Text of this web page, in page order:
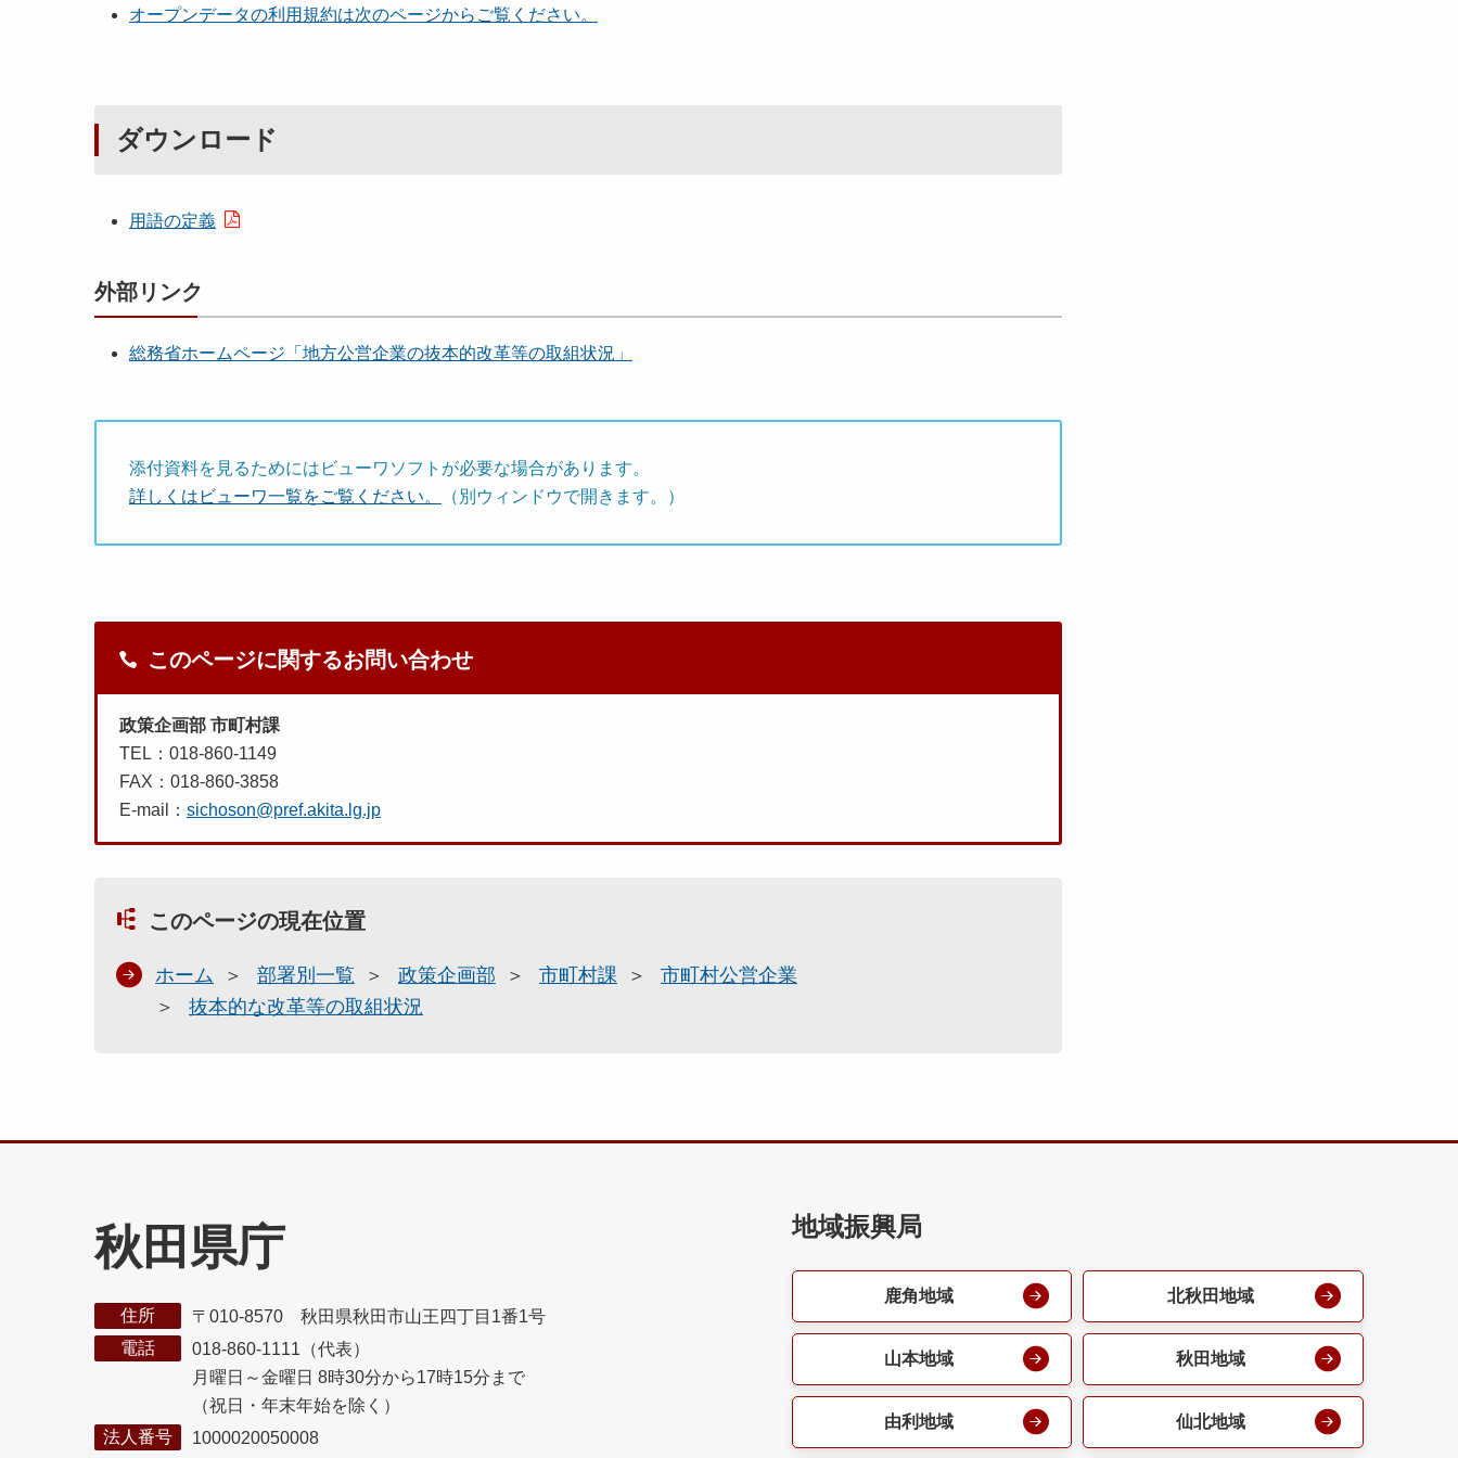
オープンデータの利用規約は次のページからご覧ください。
ダウンロード
用語の定義
外部リンク
総務省ホームページ「地方公営企業の抜本的改革等の取組状況」
添付資料を見るためにはビューワソフトが必要な場合があります。
詳しくはビューワ一覧をご覧ください。
（別ウィンドウで開きます。）
このページに関するお問い合わせ
政策企画部 市町村課
TEL：018-860-1149
FAX：018-860-3858
E-mail： sichoson@pref.akita.lg.jp
このページの現在位置
ホーム 部署別一覧 政策企画部 市町村課
市町村公営企業
抜本的な改革等の取組状況
秋田県庁
住所
〒010-8570 秋田県秋田市山王四丁目1番1号
電話
018-860-1111（代表）
月曜日～金曜日 8時30分から17時15分まで
（祝日・年末年始を除く）
法人番号
1000020050008
地域振興局
鹿角地域 北秋田地域
山本地域 秋田地域
由利地域 仙北地域